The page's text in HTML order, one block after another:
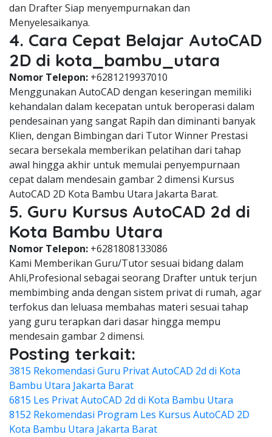
dan Drafter Siap menyempurnakan dan
Menyelesaikanya.
4. Cara Cepat Belajar AutoCAD
2D di kota_bambu_utara
Nomor Telepon: +6281219937010
Menggunakan AutoCAD dengan keseringan memiliki
kehandalan dalam kecepatan untuk beroperasi dalam
pendesainan yang sangat Rapih dan diminanti banyak
Klien, dengan Bimbingan dari Tutor Winner Prestasi
secara bersekala memberikan pelatihan dari tahap
awal hingga akhir untuk memulai penyempurnaan
cepat dalam mendesain gambar 2 dimensi Kursus
AutoCAD 2D Kota Bambu Utara Jakarta Barat.
5. Guru Kursus AutoCAD 2d di
Kota Bambu Utara
Nomor Telepon: +6281808133086
Kami Memberikan Guru/Tutor sesuai bidang dalam
Ahli,Profesional sebagai seorang Drafter untuk terjun
membimbing anda dengan sistem privat di rumah, agar
terfokus dan leluasa membahas materi sesuai tahap
yang guru terapkan dari dasar hingga mempu
mendesain gambar 2 dimensi.
Posting terkait:
3815 Rekomendasi Guru Privat AutoCAD 2d di Kota
Bambu Utara Jakarta Barat
6815 Les Privat AutoCAD 2d di Kota Bambu Utara
8152 Rekomendasi Program Les Kursus AutoCAD 2D
Kota Bambu Utara Jakarta Barat